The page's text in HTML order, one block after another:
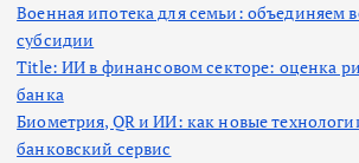
Военная ипотека для семьи: объединяем
субсидии
Title: ИИ в финансовом секторе: оценка
банка
Биометрия, QR и ИИ: как новые
банковский сервис